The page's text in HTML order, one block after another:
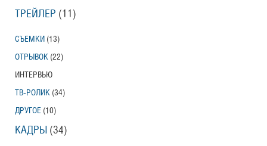
ТРЕЙЛЕР (11)
СЪЕМКИ (13)
ОТРЫВОК (22)
ИНТЕРВЬЮ
ТВ-РОЛИК (34)
ДРУГОЕ (10)
КАДРЫ (34)